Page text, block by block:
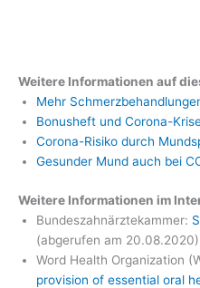
Weitere Informationen auf
Mehr
Bonusheft und Corona-
Corona-Risiko durch
Gesunder Mund auch bei
Weitere Informationen im
Bundeszahnärztekammer:
(abgerufen am 20.08.2020)
Word Health Organization
provision of essential oral